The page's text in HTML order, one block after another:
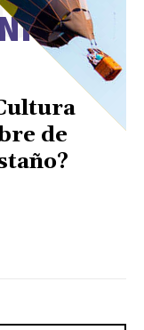
de